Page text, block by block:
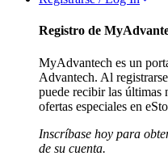
Registro de
MyAdvantech es un
Advantech. Al
puede recibir las últimas
ofertas especiales en
Inscríbase hoy para
de su cuenta.